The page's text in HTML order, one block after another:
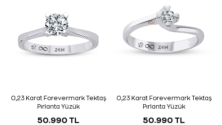
0,23 Karat Forevermark Tektaş
Pırlanta Yüzük
50.990 TL
0,23 Karat Forevermark Tektaş
Pırlanta Yüzük
50.990 TL